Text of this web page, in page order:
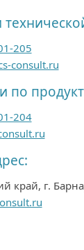
205
consult.ru
по
204
край, г.